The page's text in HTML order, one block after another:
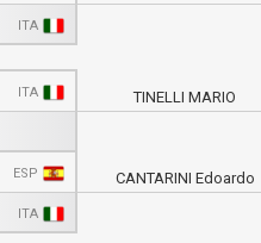
ITA
ITA
ESP
ITA
TINELLI MARIO
CANTARINI Edoardo